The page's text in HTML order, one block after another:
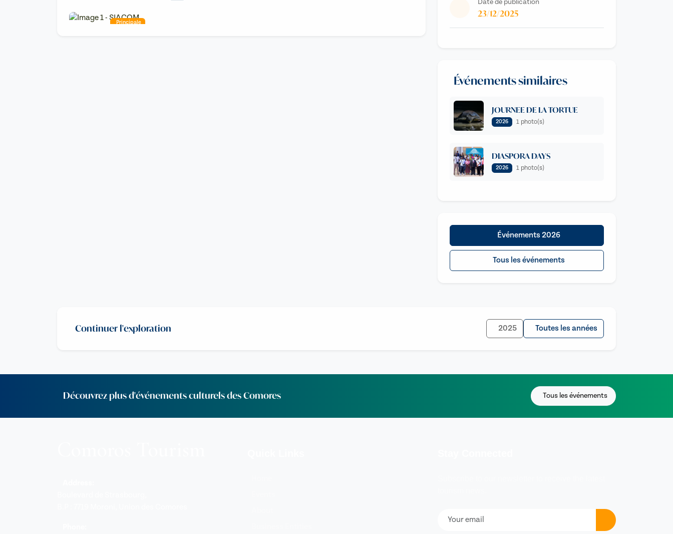
Principale
Date de publication
23/12/2025
Événements similaires
JOURNEE DE LA TORTUE
2026 1 photo(s)
DIASPORA DAYS
2026 1 photo(s)
Événements 2026
Tous les événements
Continuer l'exploration 2025 Toutes les années
Découvrez plus d'événements culturels des Comores Tous les événements